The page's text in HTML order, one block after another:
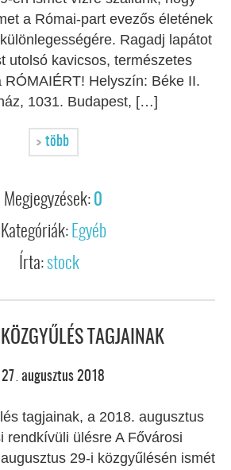
a Római-part evezős életének
Ragadj lapátot
utolsó kavicsos, természetes
RÓMAIÉRT! Helyszín: Béke II.
1031. Budapest, […]
több
Megjegyzések: 0
Kategóriák: Egyéb
Írta:stock
TAGJAINAK
27 . augusztus 2018
tagjainak, a 2018. augusztus
rendkívüli ülésre A Fővárosi
29-i közgyűlésén ismét